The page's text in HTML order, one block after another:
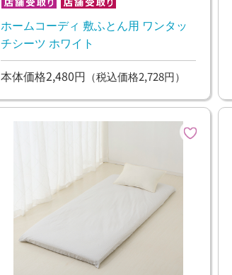
ホームコーディ 敷ふとん用 ワンタッ
チシーツ ホワイト
本体価格2,480円 （税込価格2,728円）